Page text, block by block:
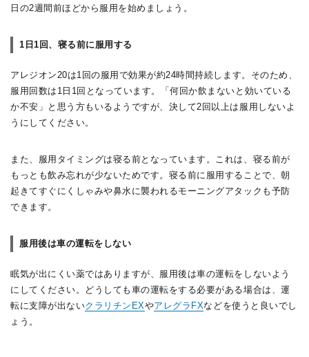
日の2週間前ほどから服用を始めましょう。
1日1回、寝る前に服用する
アレジオン20は1回の服用で効果が約24時間持続します。そのため、
服用回数は1日1回となっています。「何回か飲まないと効いている
か不安」と思う方もいるようですが、決して2回以上は服用しないよ
うにしてください。
また、服用タイミングは寝る前となっています。これは、寝る前が
もっとも飲み忘れが少ないためです。寝る前に服用することで、朝
起きてすぐにくしゃみや鼻水に襲われるモーニングアタックも予防
できます。
服用後は車の運転をしない
眠気が出にくい薬ではありますが、服用後は車の運転をしないよう
にしてください。どうしても車の運転をする必要がある場合は、運
転に支障が出ないクラリチンEXやアレグラFXなどを使うと良いでし
ょう。